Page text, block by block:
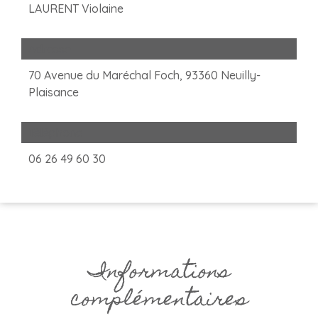
LAURENT Violaine
70 Avenue du Maréchal Foch, 93360 Neuilly-
Plaisance
06 26 49 60 30
Informations
complémentaires